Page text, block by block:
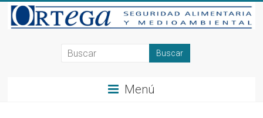
Saltar
contenido
Consultoría
Menú